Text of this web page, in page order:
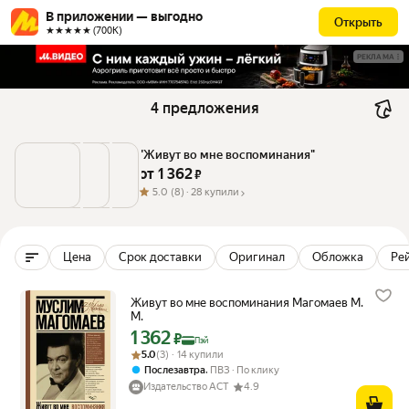
В приложении — выгодно
★★★★★ (700К)
Открыть
РЕКЛАМА
4 предложения
"Живут во мне воспоминания"
от 1 362 ₽
5.0 (8) · 28 купили
Цена Срок доставки Оригинал Обложка
Живут во мне воспоминания Магомаев М.
М.
Цена с картой Яндекс Пэй 1362 ₽ вместо
1 362₽ Пэй
Рейтинг товара: 5.0 из 5
Оценок: (3) · 14 купили
5.0(3) · 14 купили
Послезавтра, ПВЗ
По клику
Издательство АСТ
4.9